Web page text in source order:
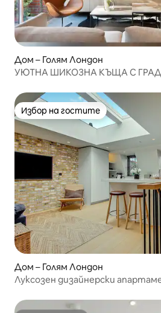
Дом – Голям Лондон
УЮТНА ШИКОЗНА КЪЩА С
Избор на гостите
Избор на гостите
Дом – Голям Лондон
Луксозен дизайнерски